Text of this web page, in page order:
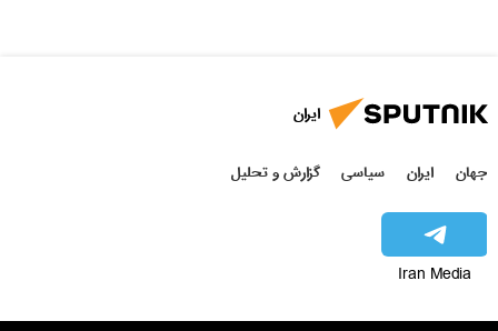
ایران
جهان ایران سیاسی گزارش و تحلیل
Iran Media